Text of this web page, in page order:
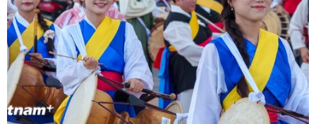
06/08/2026 15:57
Italy và Hy Lạp trở thành điểm nóng
của virus Tây sông Nile
06/08/2026 13:24